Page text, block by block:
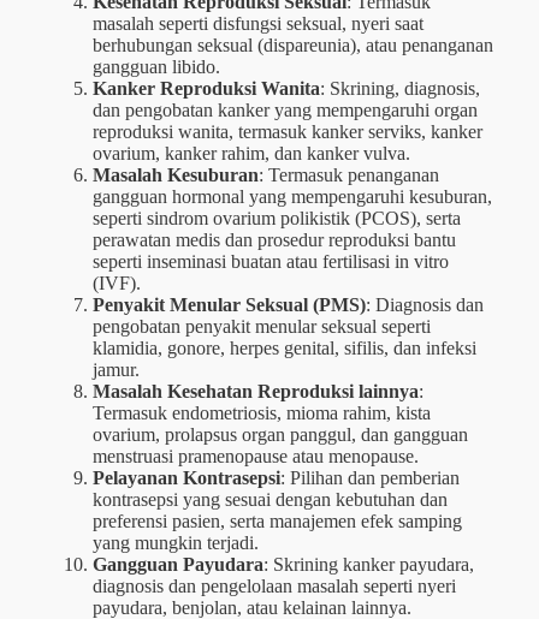
masalah seperti disfungsi seksual, nyeri saat
berhubungan seksual (dispareunia), atau penanganan
gangguan libido.
Kanker Reproduksi Wanita: Skrining, diagnosis,
dan pengobatan kanker yang mempengaruhi organ
reproduksi wanita, termasuk kanker serviks, kanker
ovarium, kanker rahim, dan kanker vulva.
Masalah Kesuburan: Termasuk penanganan
gangguan hormonal yang mempengaruhi kesuburan,
seperti sindrom ovarium polikistik (PCOS), serta
perawatan medis dan prosedur reproduksi bantu
seperti inseminasi buatan atau fertilisasi in vitro
(IVF).
Penyakit Menular Seksual (PMS): Diagnosis dan
pengobatan penyakit menular seksual seperti
klamidia, gonore, herpes genital, sifilis, dan infeksi
jamur.
Masalah Kesehatan Reproduksi lainnya:
Termasuk endometriosis, mioma rahim, kista
ovarium, prolapsus organ panggul, dan gangguan
menstruasi pramenopause atau menopause.
Pelayanan Kontrasepsi: Pilihan dan pemberian
kontrasepsi yang sesuai dengan kebutuhan dan
preferensi pasien, serta manajemen efek samping
yang mungkin terjadi.
Gangguan Payudara: Skrining kanker payudara,
diagnosis dan pengelolaan masalah seperti nyeri
payudara, benjolan, atau kelainan lainnya.